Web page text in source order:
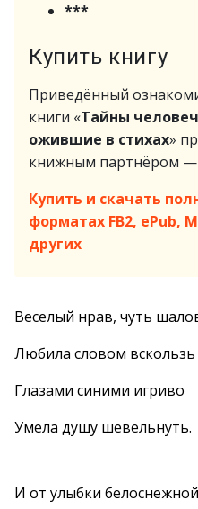
***
Купить книгу
Приведённый
книги «Тайны
ожившие в стихах»
книжным партнёром —
Купить и скачать
форматах FB2, ePub,
других
Веселый нрав, чуть
Любила словом вскользь
Глазами синими игриво
Умела душу шевельнуть.
И от улыбки белоснежной